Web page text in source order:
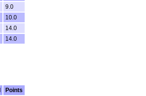
9.0
10.0
14.0
14.0
Points